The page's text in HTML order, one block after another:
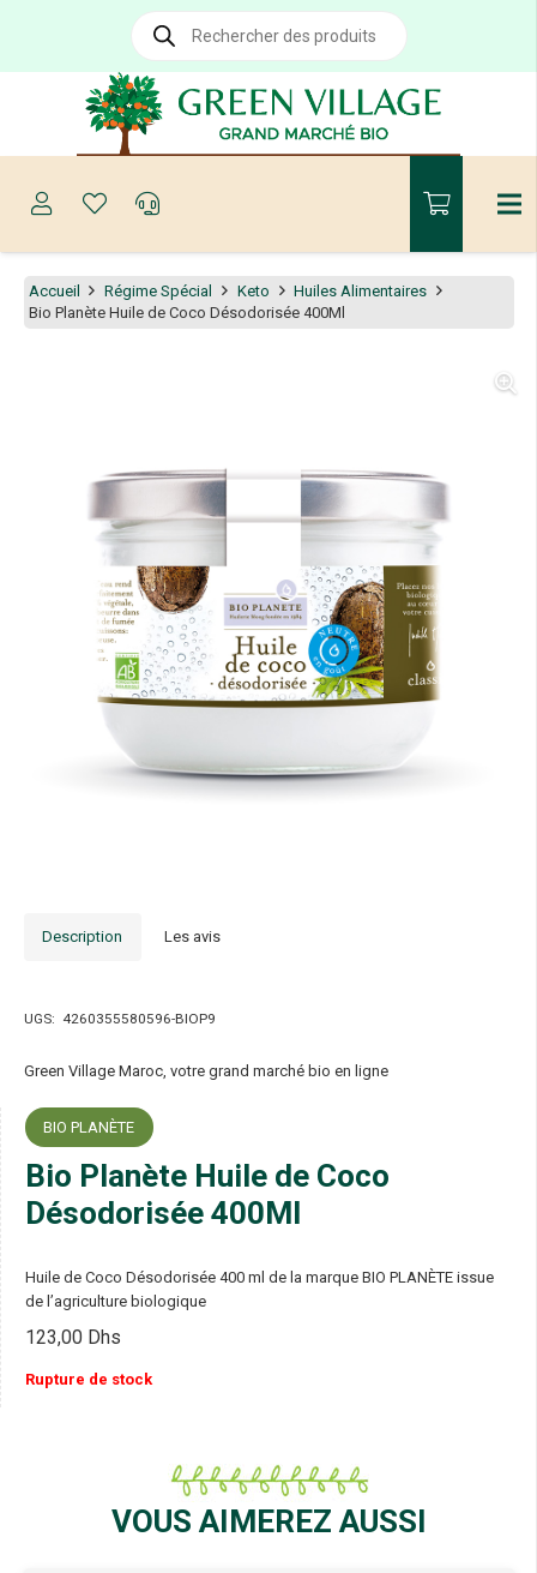
Recherche
produits
Accueil Régime Spécial Keto
Huiles Alimentaires
Bio Planète Huile de Coco Désodorisée 400Ml
Description Les avis
UGS: 4260355580596-BIOP9
Green Village Maroc, votre grand marché bio en ligne
BIO PLANÈTE
Bio Planète Huile de Coco
Désodorisée 400Ml
Huile de Coco Désodorisée 400 ml de la marque BIO PLANÈTE issue
de l’agriculture biologique
123,00 Dhs
Rupture de stock
VOUS AIMEREZ AUSSI